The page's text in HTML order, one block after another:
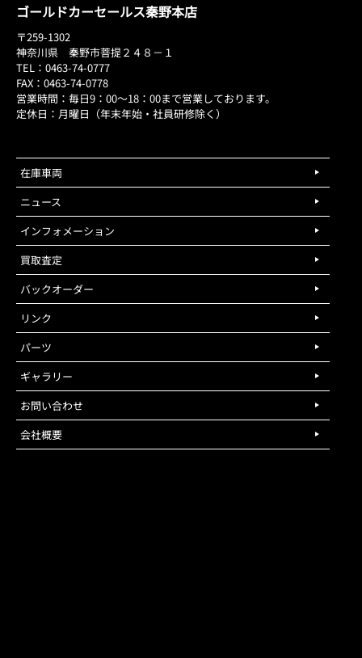
ゴールドカーセールス秦野本店
〒259-1302
神奈川県 秦野市菩提２４８－１
TEL：0463-74-0777
FAX：0463-74-0778
営業時間：毎日9：00～18：00まで営業しております。
定休日：月曜日（年末年始・社員研修除く）
在庫車両
ニュース
インフォメーション
買取査定
バックオーダー
リンク
パーツ
ギャラリー
お問い合わせ
会社概要